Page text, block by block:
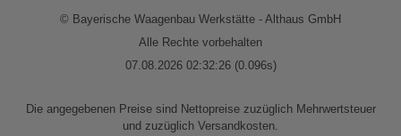
© Bayerische Waagenbau Werkstätte - Althaus GmbH
Alle Rechte vorbehalten
07.08.2026 02:32:26 (0.096s)
Die angegebenen Preise sind Nettopreise zuzüglich Mehrwertsteuer
und zuzüglich Versandkosten.